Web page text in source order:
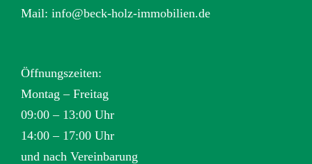
Mail: info@beck-holz-immobilien.de
Öffnungszeiten:
Montag – Freitag
09:00 – 13:00 Uhr
14:00 – 17:00 Uhr
und nach Vereinbarung